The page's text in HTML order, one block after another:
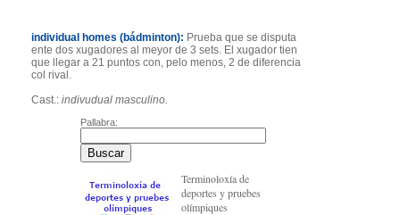
individual homes (bádminton): Prueba que se disputa
ente dos xugadores al meyor de 3 sets. El xugador tien
que llegar a 21 puntos con, pelo menos, 2 de diferencia
col rival.
Cast.: indivudual masculino.
Pallabra:
Terminoloxía de
deportes y pruebes
olímpiques